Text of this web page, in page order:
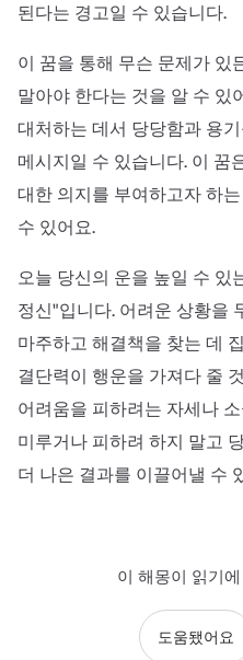
된다는 경고일 수 있습니다.
이 꿈을 통해 무슨 문제가 있
말아야 한다는 것을 알 수 있
대처하는 데서 당당함과 용
메시지일 수 있습니다. 이 꿈
대한 의지를 부여하고자 하
수 있어요.
오늘 당신의 운을 높일 수 있
정신"입니다. 어려운 상황을
마주하고 해결책을 찾는 데
결단력이 행운을 가져다 줄
어려움을 피하려는 자세나
미루거나 피하려 하지 말고
더 나은 결과를 이끌어낼 수
이 해몽이 읽기
도움됐어요